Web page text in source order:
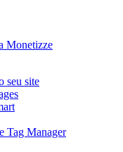
Monetizze
seu site
Tag Manager